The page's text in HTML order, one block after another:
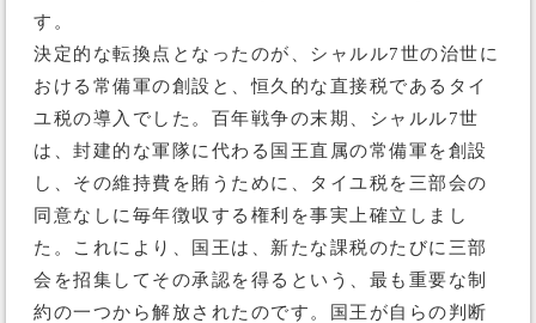
す。
決定的な転換点となったのが、シャルル7世の治世に
おける常備軍の創設と、恒久的な直接税であるタイ
ユ税の導入でした。百年戦争の末期、シャルル7世
は、封建的な軍隊に代わる国王直属の常備軍を創設
し、その維持費を賄うために、タイユ税を三部会の
同意なしに毎年徴収する権利を事実上確立しまし
た。これにより、国王は、新たな課税のたびに三部
会を招集してその承認を得るという、最も重要な制
約の一つから解放されたのです。国王が自らの判断